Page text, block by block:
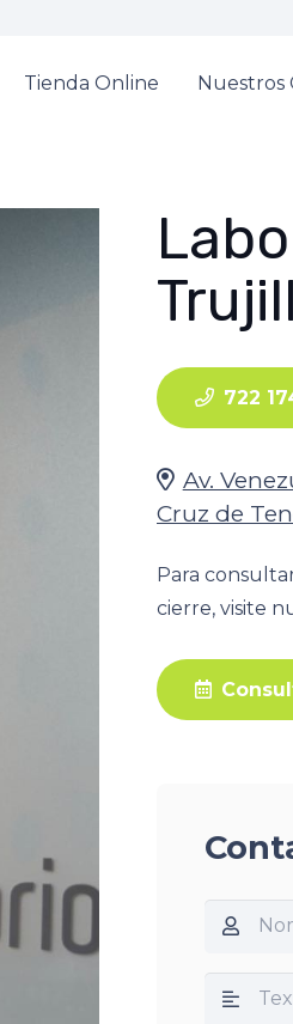
Tienda Online Nuestros
722
Av.
Cruz de
Para
cierre, visite